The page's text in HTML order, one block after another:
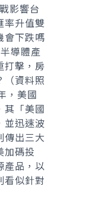
影響台
率升值雙
會下跌嗎
導體產
打擊，房
（資料照
，美國
其「美國
並迅速波
傳出三大
加碼投
產品，以
看似針對